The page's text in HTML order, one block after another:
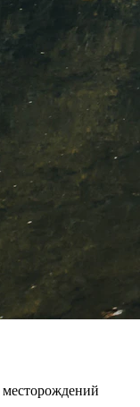
месторождений